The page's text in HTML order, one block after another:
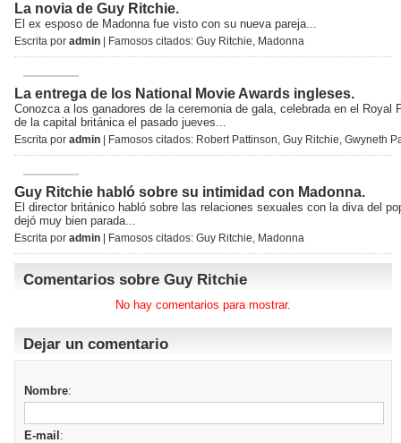
La novia de Guy Ritchie.
El ex esposo de Madonna fue visto con su nueva pareja...
Escrita por admin | Famosos citados: Guy Ritchie, Madonna
La entrega de los National Movie Awards ingleses.
Conozca a los ganadores de la ceremonia de gala, celebrada en el Royal
de la capital británica el pasado jueves...
Escrita por admin | Famosos citados: Robert Pattinson, Guy Ritchie, Gwyneth
Guy Ritchie habló sobre su intimidad con Madonna.
El director británico habló sobre las relaciones sexuales con la diva del
dejó muy bien parada...
Escrita por admin | Famosos citados: Guy Ritchie, Madonna
Comentarios sobre Guy Ritchie
No hay comentarios para mostrar.
Dejar un comentario
Nombre:
E-mail :